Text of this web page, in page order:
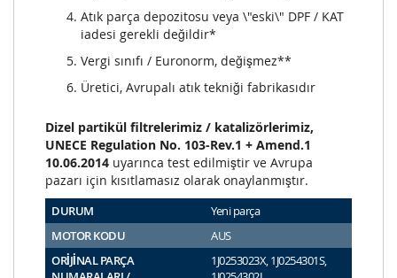
Atık parça depozitosu veya \"eski\" DPF / KAT
iadesi gerekli değildir*
Vergi sınıfı / Euronorm, değişmez**
Üretici, Avrupalı atık tekniği fabrikasıdır
Dizel partikül filtrelerimiz / katalizörlerimiz,
UNECE Regulation No. 103-Rev.1 + Amend.1
10.06.2014 uyarınca test edilmiştir ve Avrupa
pazarı için kısıtlamasız olarak onaylanmıştır.
DURUM
Yeni parça
MOTOR KODU
AUS
ORİJİNAL PARÇA
1J0253023X, 1J0254301S,